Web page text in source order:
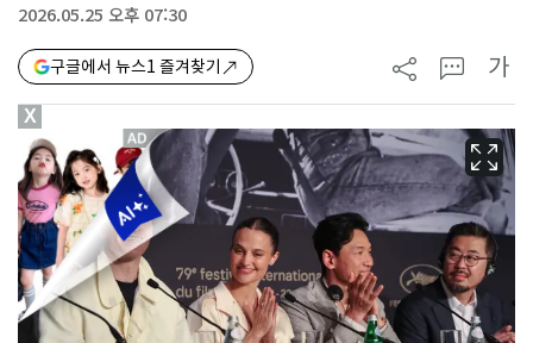
2026.05.25 오후 07:30
구글에서 뉴스1 즐겨찾기 가
X